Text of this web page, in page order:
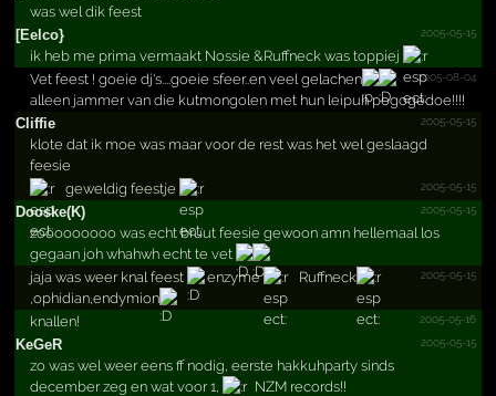
was wel dik feest
[Eelco}
2005-05-15
ik heb me prima vermaakt Nossie &Ruffneck was toppiej
2005-08-04
Vet feest ! goeie dj's....goeie sfeer..en veel gelachen
alleen jammer van die kutmongolen met hun leipuh pogogedoe!!!!
Cliffie
2005-05-15
klote dat ik moe was maar voor de rest was het wel geslaagd
feesie
2005-05-15
geweldig feestje
Dooske(K)
2005-05-15
zooooooooo was echt bruut feesie gewoon amn hellemaal los
gegaan joh whahwh echt te vet
2005-05-15
jaja was weer knal feest enzyme
Ruffneck
,ophidian,endymion
2005-05-16
knallen!
KeGeR
2005-05-15
zo was wel weer eens ff nodig, eerste hakkuhparty sinds
december zeg en wat voor 1,
NZM records!!